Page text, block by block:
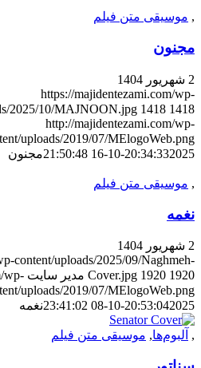
, موسیقی متن فیلم
مجنون
2 شهریور 1404
https://majidentezami.com/wp-
2025/10/MAJNOON.jpg 1418 1418
http://majidentezami.com/wp-
uploads/2019/07/MElogoWeb.png
20:34:332025-10-16 21:50:48 مجنون
, موسیقی متن فیلم
نغمه
2 شهریور 1404
content/uploads/2025/09/Naghmeh-
Cover.jpg 1920 1920 مدیر سایت wp-
uploads/2019/07/MElogoWeb.png
20:53:042025-10-08 23:41:02 نغمه
, آلبوم‌ها, موسیقی متن فیلم